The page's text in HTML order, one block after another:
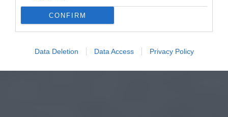
CONFIRM
Data Deletion Data Access Privacy Policy